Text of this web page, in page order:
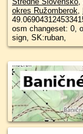
okres Ružomberok
osm changeset: 0,
sign, SK:ruban,